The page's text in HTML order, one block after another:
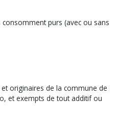
consomment purs (avec ou sans
originaires de la commune de
et exempts de tout additif ou